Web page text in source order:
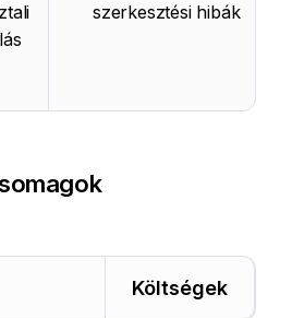
szerkesztési hibák
Költségek